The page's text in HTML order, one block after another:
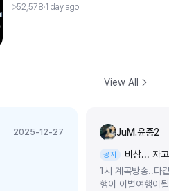
52,578 1 day ago
View All
2025-12-27 JuM.윤중2
공지
비상... 자
1시 계곡방송..다
행이 이별여행이